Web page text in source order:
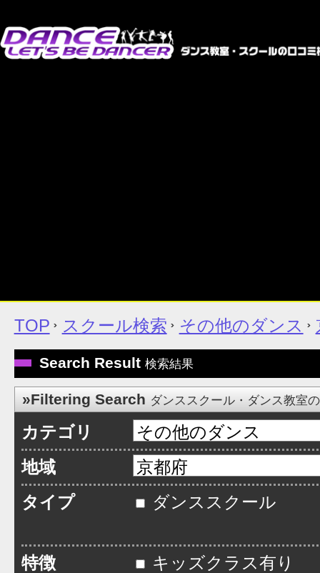
TOP スクール検索 その他のダンス
Search Result 検索結果
»Filtering Search ダンススクール・ダンス教室
カテゴリ
地域
タイプ
ダンススクール
特徴
キッズクラス有り